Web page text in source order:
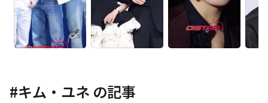
#キム・ユネ の記事